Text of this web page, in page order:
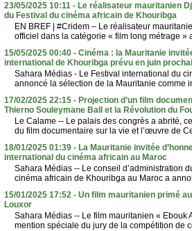
23/05/2025 10:11 - Le réalisateur mauritanien
du Festival du cinéma africain de Khouribga
EN BREF | #Cridem – Le réalisateur
officiel dans la catégorie « film long métrage »
15/05/2025 00:40 - Cinéma : la Mauritanie
international de Khouribga prévu en juin
Sahara Médias - Le Festival international du
annoncé la sélection de la Mauritanie comme
17/02/2025 22:15 - Projection d’un film
Thierno Souleymane Ball et la Révolution du
Le Calame -- Le palais des congrès a abrité,
du film documentaire sur la vie et l’œuvre de
18/01/2025 01:39 - La Mauritanie invitée
international du cinéma africain au Maroc
Sahara Médias -- Le conseil d’administration
cinéma africain de Khouribga au Maroc a
15/01/2025 17:52 - Un film mauritanien primé
Louxor
Sahara Médias -- Le film mauritanien « Ebouk
mention spéciale du jury de la compétition de